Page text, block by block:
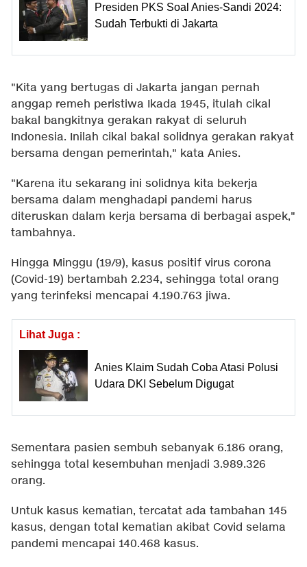
Presiden PKS Soal Anies-Sandi 2024:
Sudah Terbukti di Jakarta
"Kita yang bertugas di Jakarta jangan pernah
anggap remeh peristiwa Ikada 1945, itulah cikal
bakal bangkitnya gerakan rakyat di seluruh
Indonesia. Inilah cikal bakal solidnya gerakan rakyat
bersama dengan pemerintah," kata Anies.
"Karena itu sekarang ini solidnya kita bekerja
bersama dalam menghadapi pandemi harus
diteruskan dalam kerja bersama di berbagai aspek,"
tambahnya.
Hingga Minggu (19/9), kasus positif virus corona
(Covid-19) bertambah 2.234, sehingga total orang
yang terinfeksi mencapai 4.190.763 jiwa.
Lihat Juga :
Anies Klaim Sudah Coba Atasi Polusi
Udara DKI Sebelum Digugat
Sementara pasien sembuh sebanyak 6.186 orang,
sehingga total kesembuhan menjadi 3.989.326
orang.
Untuk kasus kematian, tercatat ada tambahan 145
kasus, dengan total kematian akibat Covid selama
pandemi mencapai 140.468 kasus.